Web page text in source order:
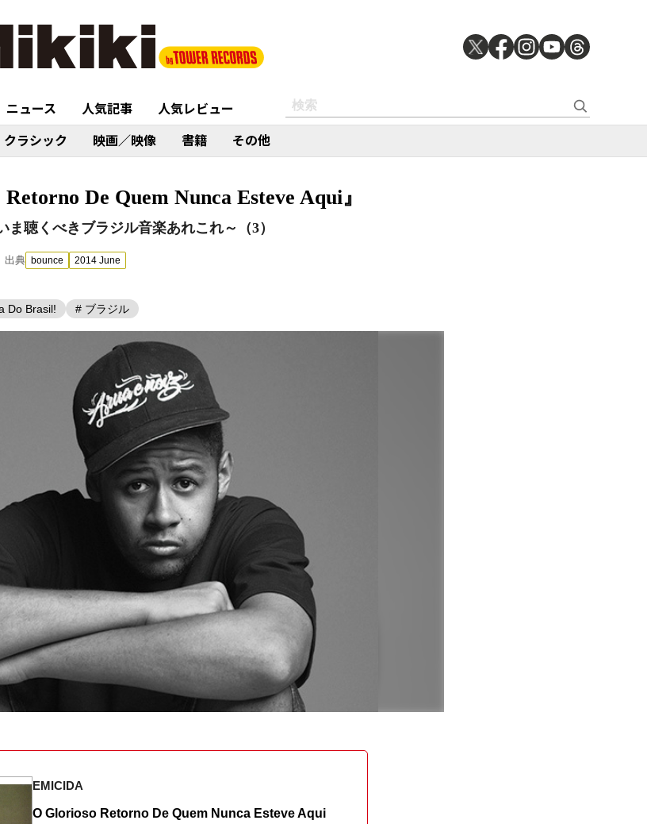
ニュース 人気記事
人気レビュー
クラシック 映画／映像 書籍 その他
De Quem Nunca Esteve Aqui』
聴くべきブラジル音楽あれこれ～（3）
出典 bounce 2014 June
Do Brasil! # ブラジル
EMICIDA
O Glorioso Retorno De Quem Nunca Esteve Aqui